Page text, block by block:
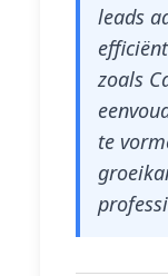
leads
zoals
te